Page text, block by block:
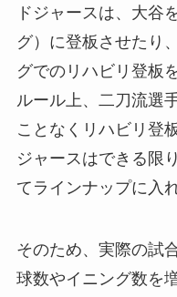
ドジャースは、大谷
グ）に登板させたり
グでのリハビリ登板
ルール上、二刀流選
ことなくリハビリ登
ジャースはできる限
てラインナップに入
そのため、実際の試
球数やイニング数を